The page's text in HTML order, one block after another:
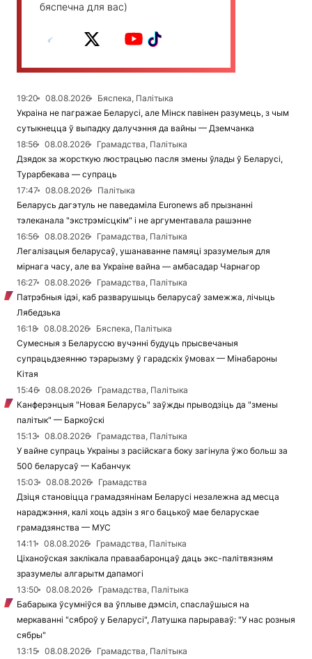
бяспечна для вас)
19:20 08.08.2026
Бяспека, Палітыка
Украіна не пагражае Беларусі, але Мінск павінен разумець, з чым
сутыкнецца ў выпадку далучэння да вайны — Дземчанка
18:56
08.08.2026
Грамадства, Палітыка
Дзядок за жорсткую люстрацыю пасля змены ўлады ў Беларусі,
Турарбекава — супраць
17:47
08.08.2026
Палітыка
Беларусь дагэтуль не паведаміла Euronews аб прызнанні
тэлеканала "экстрэмісцкім" і не аргументавала рашэнне
16:56
08.08.2026
Грамадства, Палітыка
Легалізацыя беларусаў, ушанаванне памяці зразумелыя для
мірнага часу, але ва Украіне вайна — амбасадар Чарнагор
16:27
08.08.2026
Грамадства, Палітыка
Патрэбныя ідэі, каб разварушыць беларусаў замежжа, лічыць
Лябедзька
16:18
08.08.2026
Бяспека, Палітыка
Сумесныя з Беларуссю вучэнні будуць прысвечаныя
супрацьдзеянню тэрарызму ў гарадскіх ўмовах — Мінабароны
Кітая
15:46
08.08.2026
Грамадства, Палітыка
Канферэнцыя "Новая Беларусь" заўжды прыводзіць да "змены
палітык" — Баркоўскі
15:13
08.08.2026
Грамадства, Палітыка
У вайне супраць Украіны з расійскага боку загінула ўжо больш за
500 беларусаў — Кабанчук
15:03
08.08.2026
Грамадства
Дзіця становіцца грамадзянінам Беларусі незалежна ад месца
нараджэння, калі хоць адзін з яго бацькоў мае беларускае
грамадзянства — МУС
14:11
08.08.2026
Грамадства, Палітыка
Ціханоўская заклікала праваабаронцаў даць экс-палітвязням
зразумелы алгарытм дапамогі
13:50
08.08.2026
Грамадства, Палітыка
Бабарыка ўсумніўся ва ўплыве дэмсіл, спаслаўшыся на
меркаванні "сяброў у Беларусі", Латушка парыраваў: "У нас розныя
сябры"
13:15
08.08.2026
Грамадства, Палітыка